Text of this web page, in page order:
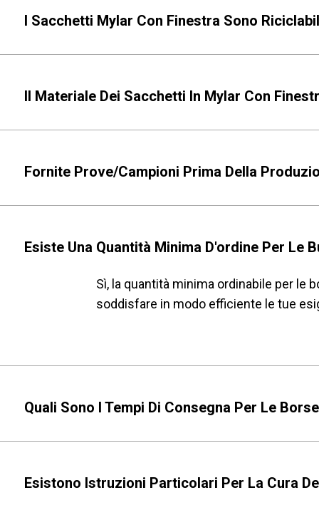
I Sacchetti Mylar Con Finestra Sono
Il Materiale Dei Sacchetti In Mylar Con
Fornite Prove/campioni Prima Della
Esiste Una Quantità Minima D'ordine Per Le
Sì, la quantità minima ordinabile per le
soddisfare in modo efficiente le tue
Quali Sono I Tempi Di Consegna Per Le
Esistono Istruzioni Particolari Per La Cura